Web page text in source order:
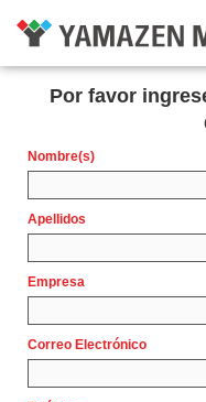
Por favor
Nombre(s)
Apellidos
Empresa
Correo Electrónico